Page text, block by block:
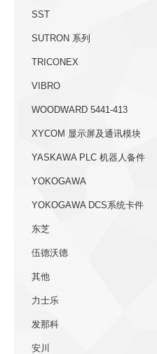
SST
SUTRON 系列
TRICONEX
VIBRO
WOODWARD 5441-413
XYCOM 显示屏及通讯模块
YASKAWA PLC 机器人备件
YOKOGAWA
YOKOGAWA DCS系统卡件
东芝
伍德沃德
其他
力士乐
发那科
安川